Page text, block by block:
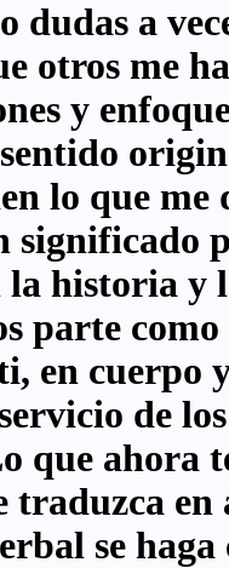
dudas a
otros me
y
lo que
significado
la historia y
parte
en cuerpo
de
que ahora
traduzca
se